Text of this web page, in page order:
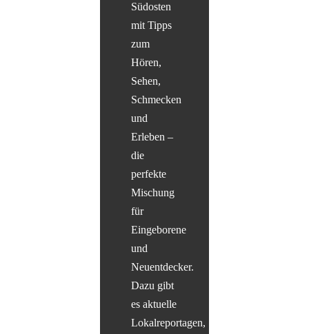
Südosten
mit Tipps
zum
Hören,
Sehen,
Schmecken
und
Erleben –
die
perfekte
Mischung
für
Eingeborene
und
Neuentdecker.
Dazu gibt
es aktuelle
Lokalreportagen,